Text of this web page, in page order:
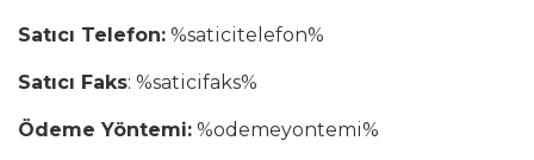
Satıcı Telefon: %saticitelefon%
Satıcı Faks: %saticifaks%
Ödeme Yöntemi: %odemeyontemi%